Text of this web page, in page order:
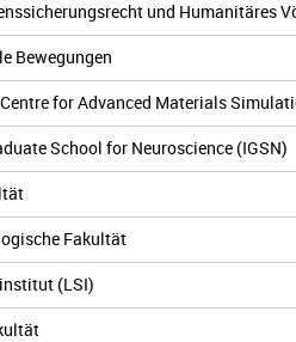
und Humanitäres
Bewegungen
for Advanced Materials
School for Neuroscience (IGSN)
Fakultät
(LSI)